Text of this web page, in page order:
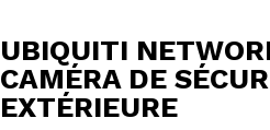
UBIQUITI
CAMÉRA DE
EXTÉRIEURE